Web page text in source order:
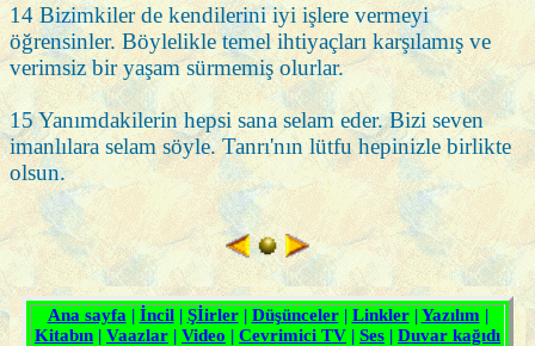
14 Bizimkiler de kendilerini iyi işlere vermeyi
öğrensinler. Böylelikle temel ihtiyaçları karşılamış ve
verimsiz bir yaşam sürmemiş olurlar.
15 Yanımdakilerin hepsi sana selam eder. Bizi seven
imanlılara selam söyle. Tanrı'nın lütfu hepinizle birlikte
olsun.